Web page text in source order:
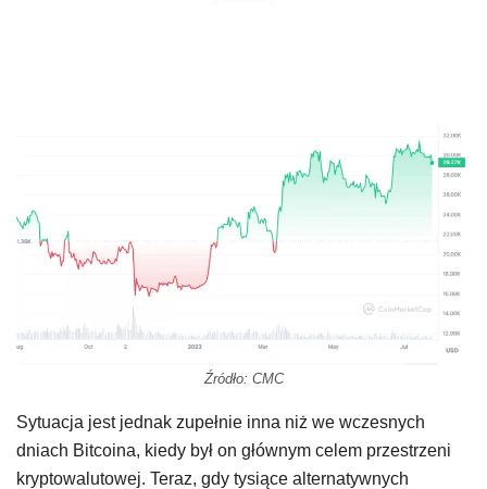
Źródło: CMC
Sytuacja jest jednak zupełnie inna niż we wczesnych
dniach Bitcoina, kiedy był on głównym celem przestrzeni
kryptowalutowej. Teraz, gdy tysiące alternatywnych